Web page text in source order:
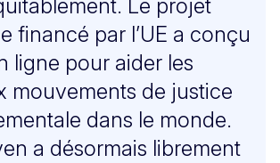
Le projet
financé par l’UE a conçu
ligne pour aider les
mouvements de justice
dans le monde.
a désormais librement